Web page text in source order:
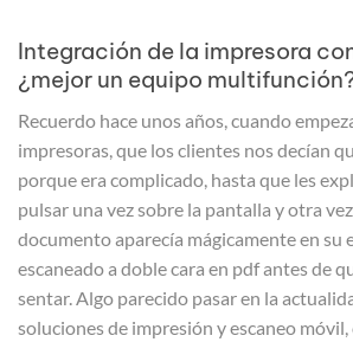
Integración de la impresora
¿mejor un equipo
Recuerdo hace unos años, cuando
impresoras, que los clientes nos decían
porque era complicado, hasta que les
pulsar una vez sobre la pantalla y otra
documento aparecía mágicamente en su
escaneado a doble cara en pdf antes de
sentar. Algo parecido pasar en la
soluciones de impresión y escaneo móvil,